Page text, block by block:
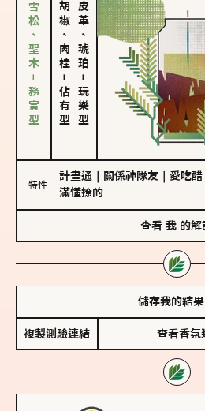
雪松、聖木－務實型 胡椒、肉桂
－
佔有型
皮革、琥珀
－
玩樂型
特性
計畫通 關係神隊友 愛吃醋
滿懂撩的
查看 我 的解
儲存我的結果
複製測驗連結 查看香氛